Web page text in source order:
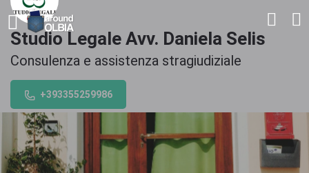
Studio Legale Avv. Daniela Selis
Consulenza e assistenza stragiudiziale
+393355259986